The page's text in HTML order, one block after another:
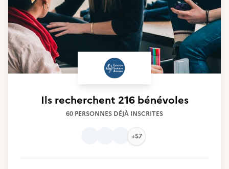
Ils recherchent 216 bénévoles
60 PERSONNES DÉJÀ INSCRITES
+57